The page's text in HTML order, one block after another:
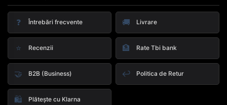
❓ Întrebări frecvente 🚚 Livrare
⭐ Recenzii 🏦 Rate Tbi bank
🤝 B2B (Business) ↩️ Politica de Retur
🛍️ Plătește cu Klarna